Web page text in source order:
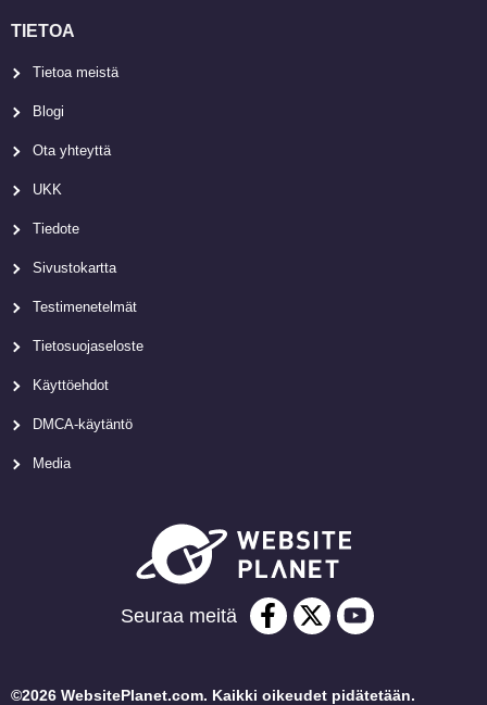
TIETOA
Tietoa meistä
Blogi
Ota yhteyttä
UKK
Tiedote
Sivustokartta
Testimenetelmät
Tietosuojaseloste
Käyttöehdot
DMCA-käytäntö
Media
Seuraa meitä
©2026 WebsitePlanet.com. Kaikki oikeudet pidätetään.